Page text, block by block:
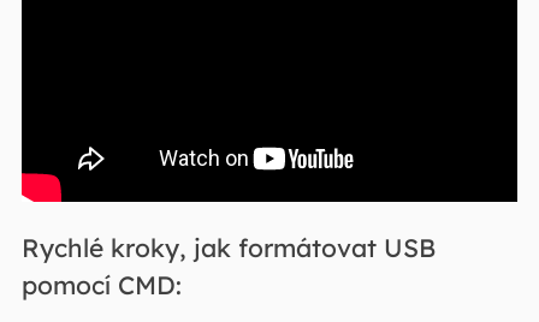
Rychlé kroky, jak formátovat USB
pomocí CMD: